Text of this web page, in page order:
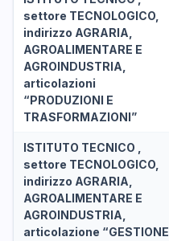
settore TECNOLOGICO,
indirizzo AGRARIA,
AGROALIMENTARE E
AGROINDUSTRIA,
articolazioni
“PRODUZIONI E
TRASFORMAZIONI”
ISTITUTO TECNICO ,
settore TECNOLOGICO,
indirizzo AGRARIA,
AGROALIMENTARE E
AGROINDUSTRIA,
articolazione “GESTIONE